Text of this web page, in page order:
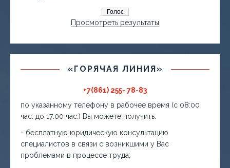
Просмотреть результаты
«ГОРЯЧАЯ ЛИНИЯ»
+7(861) 255- 78-83
по указанному телефону в рабочее время (с 08:00
час. до 17:00 час.) Вы можете получить:
- бесплатную юридическую консультацию
специалистов в связи с возникшими у Вас
проблемами в процессе труда;